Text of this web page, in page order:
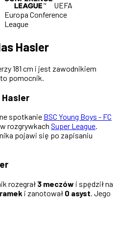
UEFA
Europa Conference
League
Hasler
181 cm i jest zawodnikiem
pomocnik.
Hasler
spotkanie BSC Young Boys - FC
rozgrywkach Super League.
pojawi się po zapisaniu
rozegrał 3 meczów i spędził na
i zanotował 0 asyst. Jego